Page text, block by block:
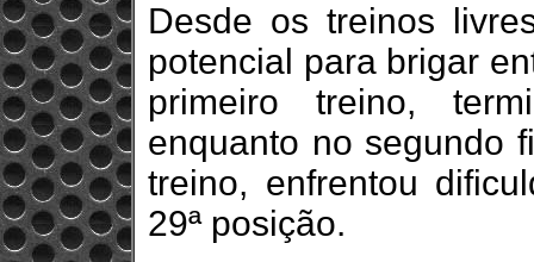
Desde os treinos
potencial para brigar
primeiro treino,
enquanto no segundo
treino, enfrentou
29ª posição.